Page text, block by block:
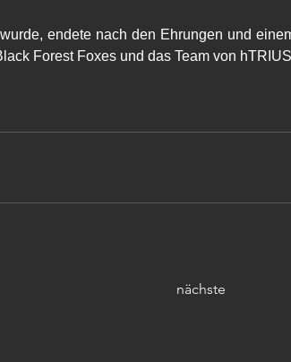
endete nach den Ehrungen und
Forest Foxes und das Team von
nächste